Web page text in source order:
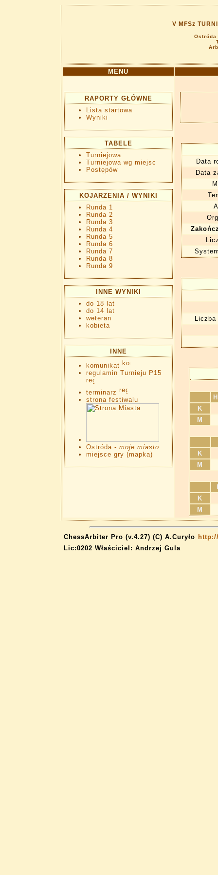
V MFSz
Ostróda
MENU
RAPORTY GŁÓWNE
Lista startowa
Wyniki
TABELE
Turniejowa
Turniejowa wg miejsc
Postępów
KOJARZENIA / WYNIKI
Runda 1
Runda 2
Runda 3
Runda 4
Runda 5
Runda 6
Runda 7
Runda 8
Runda 9
INNE WYNIKI
do 18 lat
do 14 lat
weteran
kobieta
INNE
komunikat
regulamin Turnieju P15
terminarz
strona festiwalu
Ostróda - moje miasto
miejsce gry (mapka)
Data
Data
K
M
K
M
K
M
ChessArbiter Pro (v.4.27) (C) A.Curyło
Lic:0202 Właściciel: Andrzej Gula